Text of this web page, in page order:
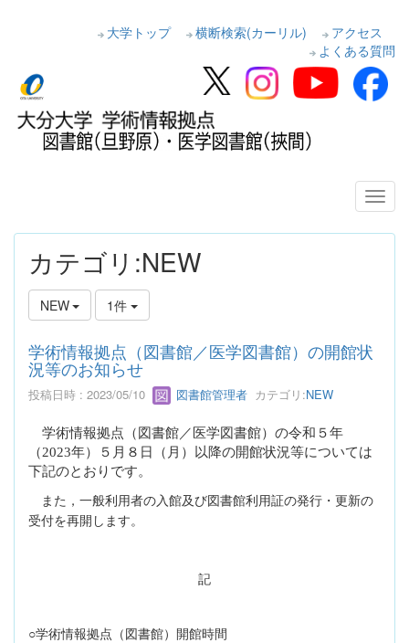
大学トップ 横断検索(カーリル)
アクセス
よくある質問
カテゴリ:NEW
NEW 1件
学術情報拠点（図書館／医学図書館）の開館状
況等のお知らせ
投稿日時 : 2023/05/10 図書館管理者 カテゴリ:NEW
学術情報拠点（図書館／医学図書館）の令和５年
（2023年）５月８日（月）以降の開館状況等については
下記のとおりです。
また，一般利用者の入館及び図書館利用証の発行・更新の
受付を再開します。
記
○学術情報拠点（図書館）開館時間